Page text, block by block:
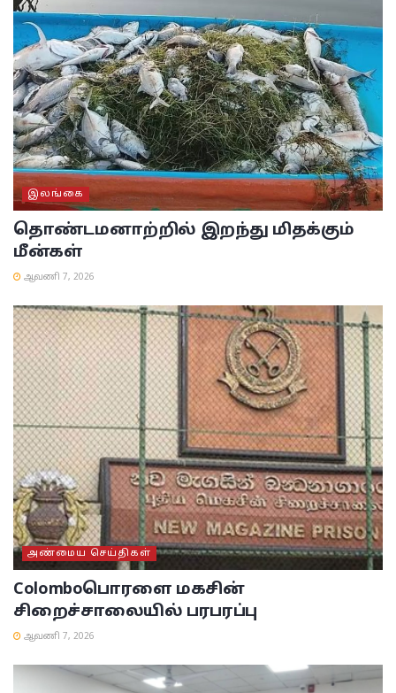
இலங்கை
தொண்டமனாற்றில் இறந்து மிதக்கும்
மீன்கள்
ஆவணி 7, 2026
அண்மைய செய்திகள்
Colomboபொரளை மகசின்
சிறைச்சாலையில் பரபரப்பு
ஆவணி 7, 2026